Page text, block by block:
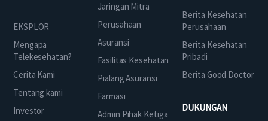
EKSPLOR
Mengapa
Telekesehatan?
Cerita Kami
Tentang kami
Investor
Jaringan Mitra
Perusahaan
Asuransi
Fasilitas Kesehatan
Pialang Asuransi
Farmasi
Admin Pihak Ketiga
Berita Kesehatan
Perusahaan
Berita Kesehatan
Pribadi
Berita Good Doctor
DUKUNGAN